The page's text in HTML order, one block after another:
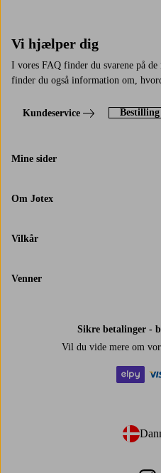
Vi hjælper dig
I vores FAQ finder du svarene på
finder du også information om,
Kundeservice Bestilling
Mine sider
Om Jotex
Vilkår
Venner
Sikre betalinger -
Vil du vide mere om
- Vælg